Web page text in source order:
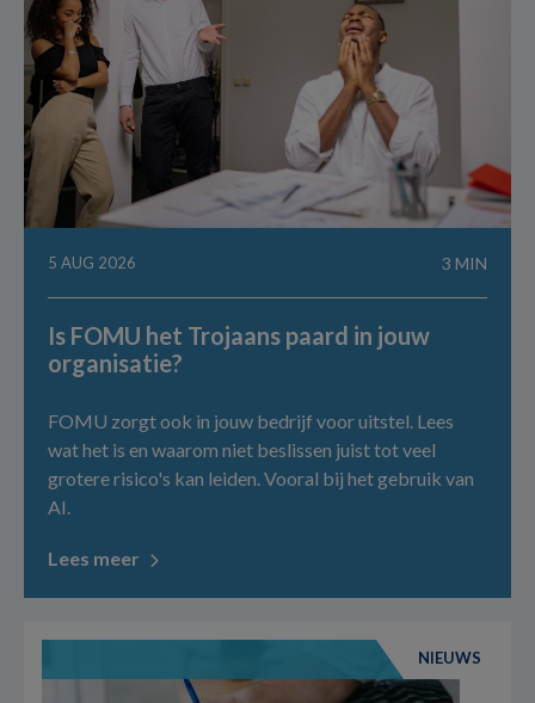
5 AUG 2026 3 MIN
Is FOMU het Trojaans paard in jouw
organisatie?
FOMU zorgt ook in jouw bedrijf voor uitstel. Lees
wat het is en waarom niet beslissen juist tot veel
grotere risico's kan leiden. Vooral bij het gebruik van
AI.
Lees meer
NIEUWS